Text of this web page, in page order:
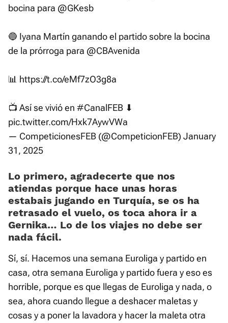
bocina para @GKesb
🔵 Iyana Martín ganando el partido sobre la bocina
de la prórroga para @CBAvenida
📊 https://t.co/eMf7zO3g8a
📺 Así se vivió en #CanalFEB ⬇
pic.twitter.com/Hxk7AywVWa
— CompeticionesFEB (@CompeticionFEB) January
31, 2025
Lo primero, agradecerte que nos
atiendas porque hace unas horas
estabais jugando en Turquía, se os ha
retrasado el vuelo, os toca ahora ir a
Gernika… Lo de los viajes no debe ser
nada fácil.
Sí, sí. Hacemos una semana Euroliga y partido en
casa, otra semana Euroliga y partido fuera y eso es
horrible, porque es que llegas de Euroliga y nada, o
sea, ahora cuando llegue a deshacer maletas y
cosas y a poner la lavadora y hacer la maleta otra